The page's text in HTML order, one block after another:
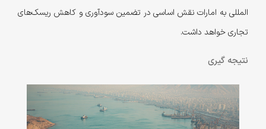
المللی به امارات نقش اساسی در تضمین سودآوری و کاهش ریسک‌های
تجاری خواهد داشت.
نتیجه گیری